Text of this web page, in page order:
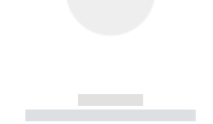
------------
----------- ----------- --------